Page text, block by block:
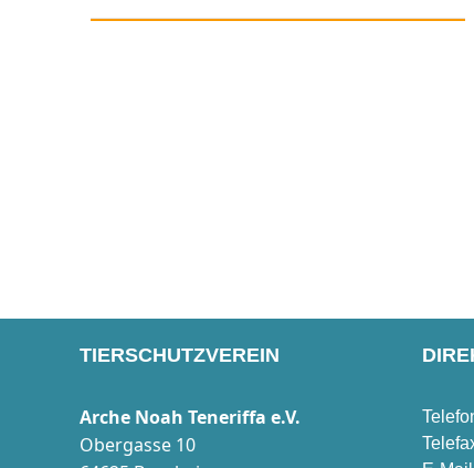
TIERSCHUTZVEREIN
Arche Noah Teneriffa e.V.
Obergasse 10